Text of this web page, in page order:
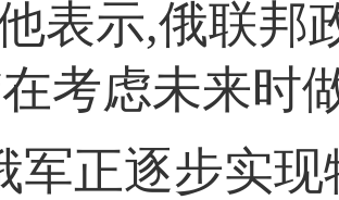
表示,俄联邦
考虑未来时
军正逐步实